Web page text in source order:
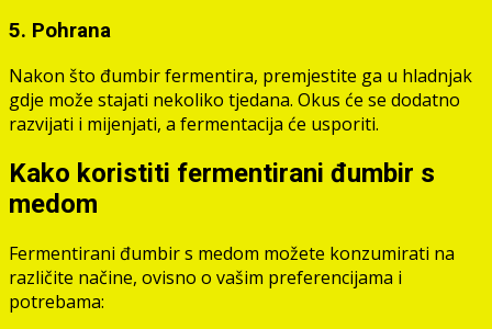
5. Pohrana
Nakon što đumbir fermentira, premjestite ga u hladnjak
gdje može stajati nekoliko tjedana. Okus će se dodatno
razvijati i mijenjati, a fermentacija će usporiti.
Kako koristiti fermentirani đumbir s
medom
Fermentirani đumbir s medom možete konzumirati na
različite načine, ovisno o vašim preferencijama i
potrebama: